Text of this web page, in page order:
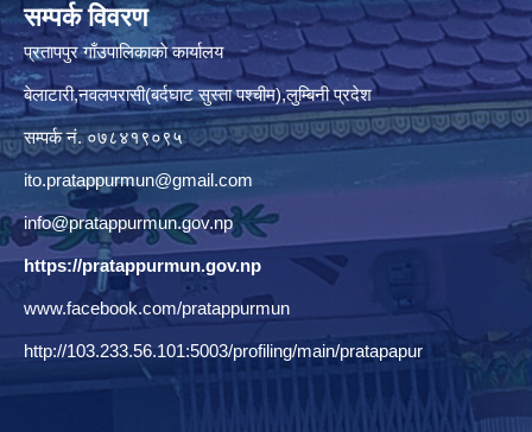
सम्पर्क विवरण
प्रतापपुर गाँउपालिकाकाे कार्यालय
बेलाटारी,नवलपरासी(बर्दघाट सुस्ता पश्चीम),लुम्बिनी प्रदेश
सम्पर्क नं. ०७८४१९०९५
ito.pratappurmun@gmail.com
info@pratappurmun.gov.np
https://pratappurmun.gov.np
www.facebook.com/pratappurmun
http://103.233.56.101:5003/profiling/main/pratapapur